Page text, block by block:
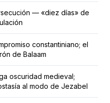
— «diez días» de
constantiniano; el
de Balaam
oscuridad medieval;
al modo de Jezabel